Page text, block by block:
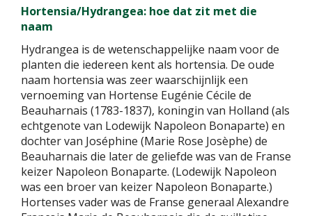
Hortensia/Hydrangea: hoe dat zit met die
naam
Hydrangea is de wetenschappelijke naam voor de
planten die iedereen kent als hortensia. De oude
naam hortensia was zeer waarschijnlijk een
vernoeming van Hortense Eugénie Cécile de
Beauharnais (1783-1837), koningin van Holland (als
echtgenote van Lodewijk Napoleon Bonaparte) en
dochter van Joséphine (Marie Rose Josèphe) de
Beauharnais die later de geliefde was van de Franse
keizer Napoleon Bonaparte. (Lodewijk Napoleon
was een broer van keizer Napoleon Bonaparte.)
Hortenses vader was de Franse generaal Alexandre